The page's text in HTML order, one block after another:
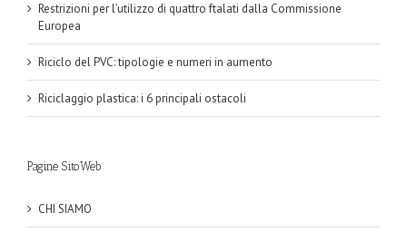
Restrizioni per l’utilizzo di quattro ftalati dalla Commissione
Europea
Riciclo del PVC: tipologie e numeri in aumento
Riciclaggio plastica: i 6 principali ostacoli
Pagine SitoWeb
CHI SIAMO